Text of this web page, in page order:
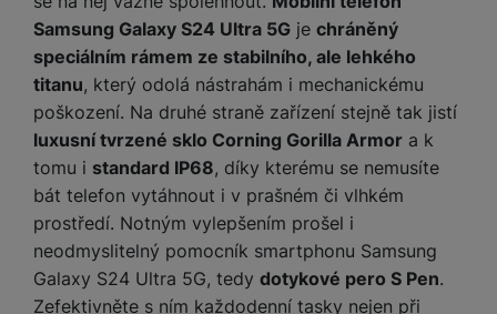
p
o
č
ít
a
v
é
ž
i
d
l
p
r
o
t
e
l
i
z
e
o
w
e
r
b
a
y
P
o
t
y
M
o
S
D
H
C
S
t
y
l
u
y
M
ul
Samsung Galaxy S24 Ultra 5G je chráněný
speciálním rámem ze stabilního, ale lehkého
titanu, který odolá nástrahám i mechanickému
poškození. Na druhé straně zařízení stejně tak jistí
luxusní tvrzené sklo Corning Gorilla Armor a k
tomu i standard IP68, díky kterému se nemusíte
bát telefon vytáhnout i v prašném či vlhkém
prostředí. Notným vylepšením prošel i
neodmyslitelný pomocník smartphonu Samsung
Galaxy S24 Ultra 5G, tedy dotykové pero S Pen.
Zefektivněte s ním každodenní tasky nejen při